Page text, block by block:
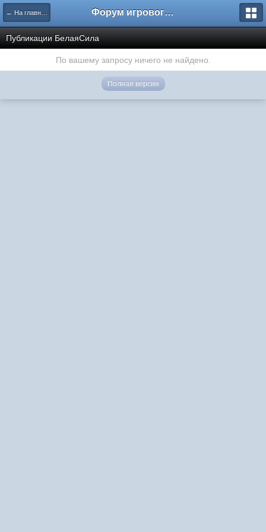
← На главную Форум игрового проекта Riverrise
Публикации БелаяСила
По вашему запросу ничего не найдено.
Полная версия